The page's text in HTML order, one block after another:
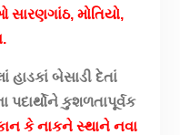
મોતિયો,
બેસાડી દેતાં
કુશળતાપૂર્વક
કે નાકને સ્થાને નવા